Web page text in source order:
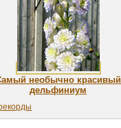
необычно красивый
дельфиниум